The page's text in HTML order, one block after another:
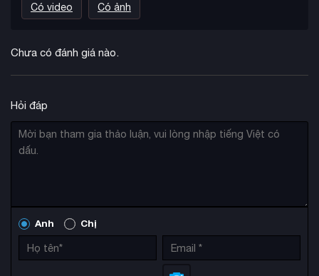
Có video Có ảnh
Chưa có đánh giá nào.
Hỏi đáp
Anh Chị